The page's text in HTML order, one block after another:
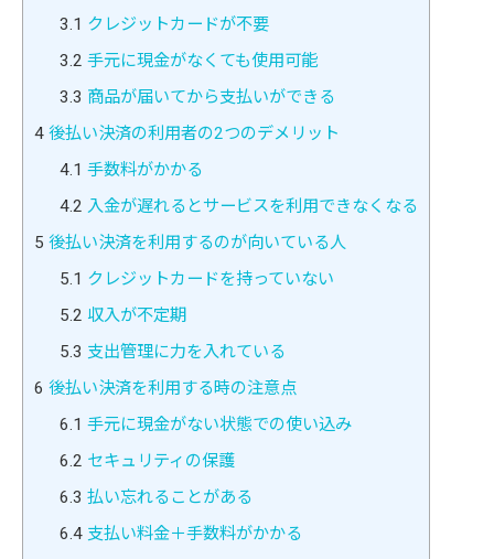
3.1 クレジットカードが不要
3.2 手元に現金がなくても使用可能
3.3 商品が届いてから支払いができる
4 後払い決済の利用者の2つのデメリット
4.1 手数料がかかる
4.2 入金が遅れるとサービスを利用できなくなる
5 後払い決済を利用するのが向いている人
5.1 クレジットカードを持っていない
5.2 収入が不定期
5.3 支出管理に力を入れている
6 後払い決済を利用する時の注意点
6.1 手元に現金がない状態での使い込み
6.2 セキュリティの保護
6.3 払い忘れることがある
6.4支払い料金＋手数料がかかる